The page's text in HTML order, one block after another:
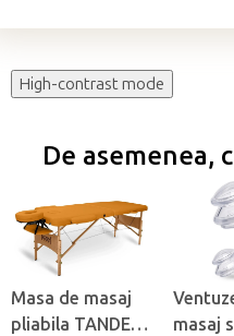
High-contrast mode
De asemenea,
Masa de masaj
pliabila TANDEM
masaj